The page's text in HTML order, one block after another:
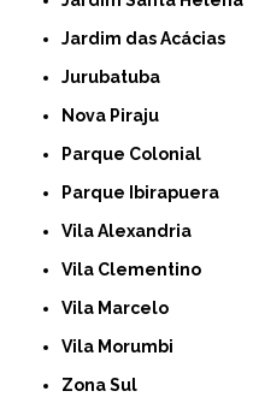
Jardim das Acácias
Jurubatuba
Nova Piraju
Parque Colonial
Parque Ibirapuera
Vila Alexandria
Vila Clementino
Vila Marcelo
Vila Morumbi
Zona Sul